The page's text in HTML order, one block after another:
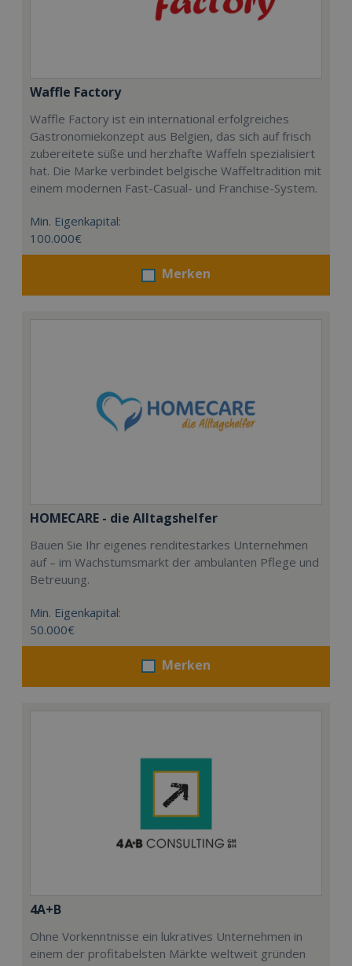
Waffle Factory
Waffle Factory ist ein international erfolgreiches
Gastronomiekonzept aus Belgien, das sich auf frisch
zubereitete süße und herzhafte Waffeln spezialisiert
hat. Die Marke verbindet belgische Waffeltradition mit
einem modernen Fast-Casual- und Franchise-System.
Min. Eigenkapital:
100.000€
Merken
HOMECARE - die Alltagshelfer
Bauen Sie Ihr eigenes renditestarkes Unternehmen
auf – im Wachstumsmarkt der ambulanten Pflege und
Betreuung.
Min. Eigenkapital:
50.000€
Merken
4A+B
Ohne Vorkenntnisse ein lukratives Unternehmen in
einem der profitabelsten Märkte weltweit gründen